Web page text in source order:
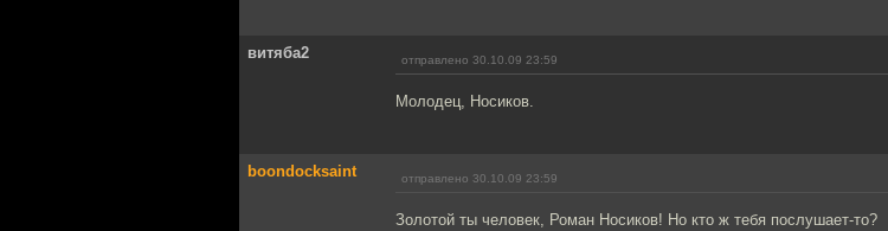
витяба2 отправлено 30.10.09 23:59
Молодец, Носиков.
boondocksaint отправлено 30.10.09 23:59
Золотой ты человек, Роман Носиков! Но кто ж тебя послушает-то?